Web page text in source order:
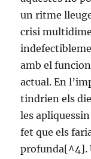
un ritme
crisi
amb el
actual. En
tindrien els
les
fet que els
profunda[^4].